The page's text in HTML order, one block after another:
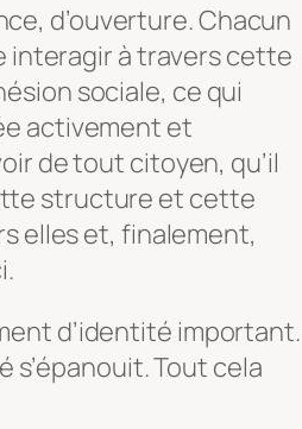
d’ouverture. Chacun
interagir à travers cette
sociale, ce qui
activement et
de tout citoyen, qu’il
structure et cette
elles et, finalement,
d’identité important.
Tout cela